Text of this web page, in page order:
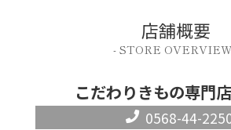
店舗概要
- STORE
こだわりきもの専門
0568-44-